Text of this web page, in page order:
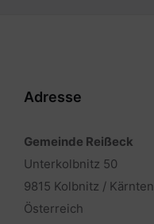
Adresse
Gemeinde Reißeck
Unterkolbnitz 50
9815 Kolbnitz / Kärnten
Österreich